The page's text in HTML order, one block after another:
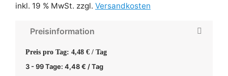
inkl. 19 % MwSt. zzgl. Versandkosten
Preisinformation
Preis pro Tag: 4,48 € / Tag
3 - 99 Tage: 4,48€ / Tag